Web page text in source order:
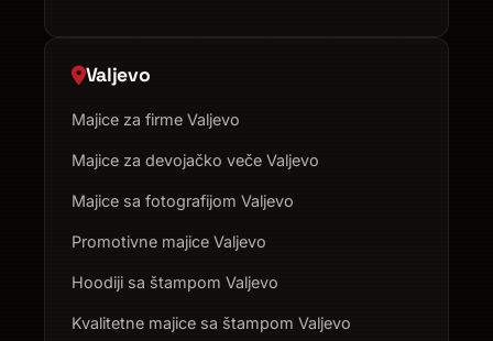
Valjevo
Majice za firme Valjevo
Majice za devojačko veče Valjevo
Majice sa fotografijom Valjevo
Promotivne majice Valjevo
Hoodiji sa štampom Valjevo
Kvalitetne majice sa štampom Valjevo